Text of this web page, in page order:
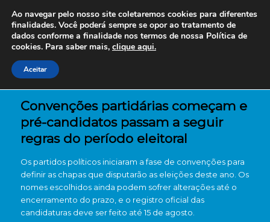
Convenções partidárias começam e
pré-candidatos passam a seguir
regras do período eleitoral
Os partidos políticos iniciaram a fase de convenções para
definir as chapas que disputarão as eleições deste ano. Os
nomes escolhidos ainda podem sofrer alterações até o
encerramento do prazo, e o registro oficial das
candidaturas deve ser feito até 15 de agosto.
Ao navegar pelo nosso site coletaremos cookies para diferentes
finalidades. Você poderá sempre se opor ao tratamento de
dados conforme a finalidade nos termos de nossa Política de
cookies. Para saber mais, clique aqui.
Aceitar